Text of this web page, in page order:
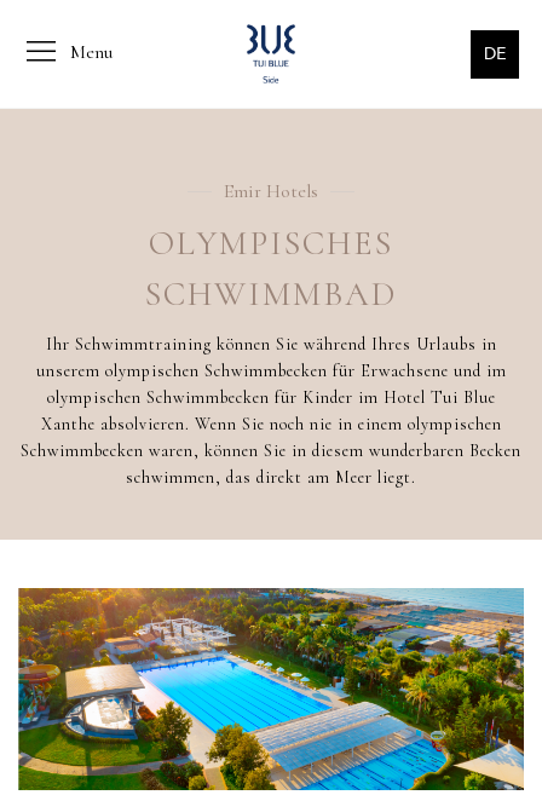
Menu DE
Emir Hotels
OLYMPISCHES
SCHWIMMBAD
Ihr Schwimmtraining können Sie während Ihres Urlaubs in
unserem olympischen Schwimmbecken für Erwachsene und im
olympischen Schwimmbecken für Kinder im Hotel Tui Blue
Xanthe absolvieren. Wenn Sie noch nie in einem olympischen
Schwimmbecken waren, können Sie in diesem wunderbaren Becken
schwimmen, das direkt am Meer liegt.